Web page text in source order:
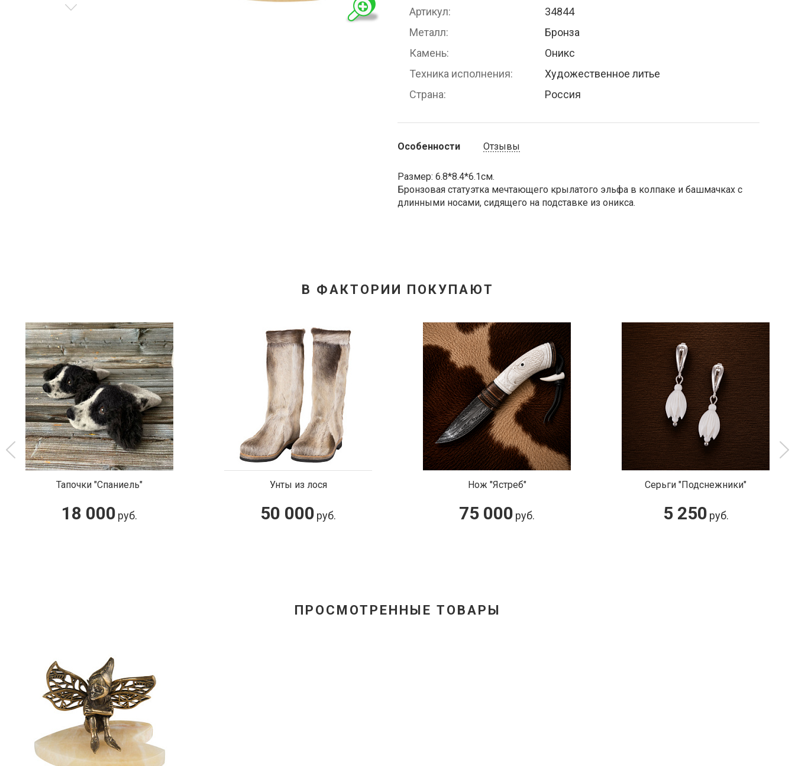
Артикул
34844
Металл
Бронза
Камень
Оникс
Техника исполнения
Художественное литье
Страна
Россия
Особенности Отзывы
Размер: 6.8*8.4*6.1см.
Бронзовая статуэтка мечтающего крылатого эльфа в колпаке и башмачках с
длинными носами, сидящего на подставке из оникса.
В ФАКТОРИИ ПОКУПАЮТ
Тапочки "Спаниель"
18 000 руб.
Унты из лося
50 000 руб.
Нож "Ястреб"
75 000 руб.
Серьги "Подснежники"
5 250 руб.
ПРОСМОТРЕННЫЕ ТОВАРЫ